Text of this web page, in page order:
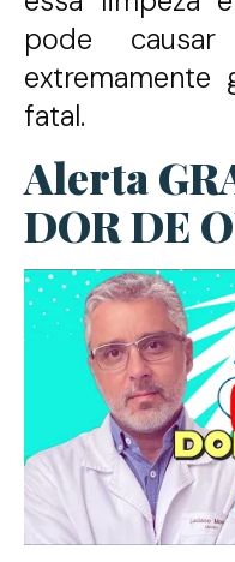
pode causar
extremamente
fatal.
Alerta
DOR DE